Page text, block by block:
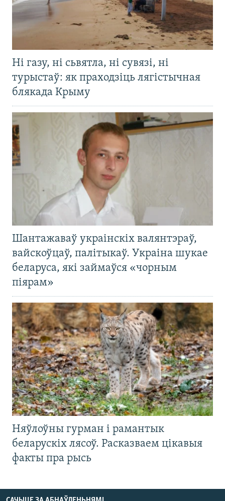
Ні газу, ні сьвятла, ні сувязі, ні
турыстаў: як праходзіць лягістычная
блякада Крыму
Шантажаваў украінскіх валянтэраў,
вайскоўцаў, палітыкаў. Украіна шукае
беларуса, які займаўся «чорным
піярам»
Няўлоўны гурман і рамантык
беларускіх лясоў. Расказваем цікавыя
факты пра рысь